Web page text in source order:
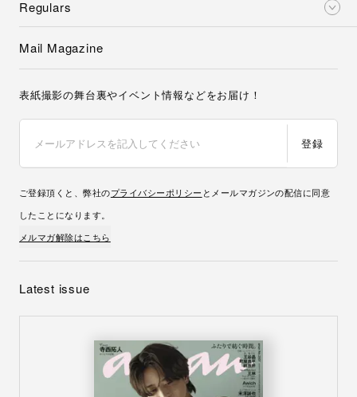
Regulars
Mail Magazine
表紙撮影の舞台裏やイベント情報などをお届け！
登録
ご登録頂くと、弊社のプライバシーポリシー とメールマガジンの配信に同意
したことになります。
メルマガ解除はこちら
Latest issue